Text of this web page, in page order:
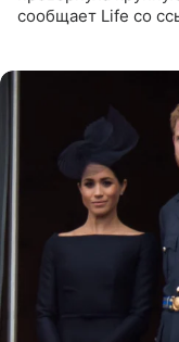
сообщает Life со